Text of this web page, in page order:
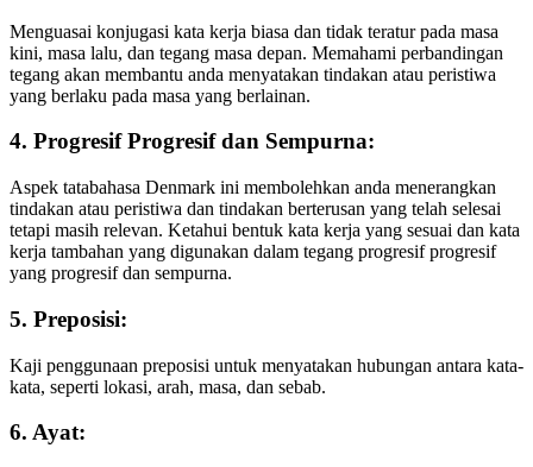
Menguasai konjugasi kata kerja biasa dan tidak teratur pada masa
kini, masa lalu, dan tegang masa depan. Memahami perbandingan
tegang akan membantu anda menyatakan tindakan atau peristiwa
yang berlaku pada masa yang berlainan.
4. Progresif Progresif dan Sempurna:
Aspek tatabahasa Denmark ini membolehkan anda menerangkan
tindakan atau peristiwa dan tindakan berterusan yang telah selesai
tetapi masih relevan. Ketahui bentuk kata kerja yang sesuai dan kata
kerja tambahan yang digunakan dalam tegang progresif progresif
yang progresif dan sempurna.
5. Preposisi:
Kaji penggunaan preposisi untuk menyatakan hubungan antara kata-
kata, seperti lokasi, arah, masa, dan sebab.
6. Ayat: